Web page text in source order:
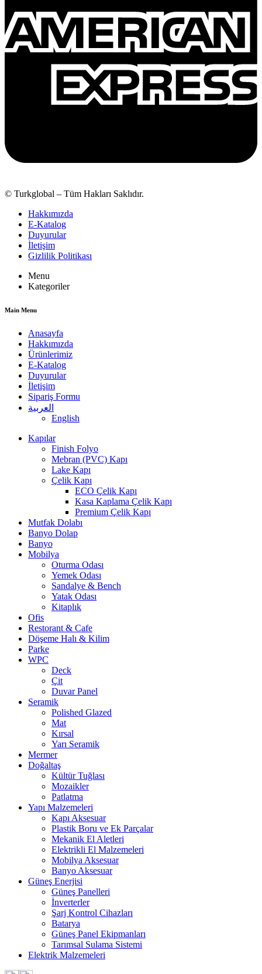
© Turkglobal – Tüm Hakları Saklıdır.
Hakkımızda
E-Katalog
Duyurular
İletişim
Gizlilik Politikası
Menu
Kategoriler
Main Menu
Anasayfa
Hakkımızda
Ürünlerimiz
E-Katalog
Duyurular
İletişim
Sipariş Formu
العربية
English
Kapılar
Finish Folyo
Mebran (PVC) Kapı
Lake Kapı
Çelik Kapı
ECO Çelik Kapı
Kasa Kaplama Çelik Kapı
Premium Çelik Kapı
Mutfak Dolabı
Banyo Dolap
Banyo
Mobilya
Oturma Odası
Yemek Odası
Sandalye & Bench
Yatak Odası
Kitaplık
Ofis
Restorant & Cafe
Döşeme Halı & Kilim
Parke
WPC
Deck
Çit
Duvar Panel
Seramik
Polished Glazed
Mat
Kırsal
Yarı Seramik
Mermer
Doğaltaş
Kültür Tuğlası
Mozaikler
Patlatma
Yapı Malzemeleri
Kapı Aksesuar
Plastik Boru ve Ek Parçalar
Mekanik El Aletleri
Elektrikli El Malzemeleri
Mobilya Aksesuar
Banyo Aksesuar
Güneş Enerjisi
Güneş Panelleri
İnverterler
Şarj Kontrol Cihazları
Batarya
Güneş Panel Ekipmanları
Tarımsal Sulama Sistemi
Elektrik Malzemeleri